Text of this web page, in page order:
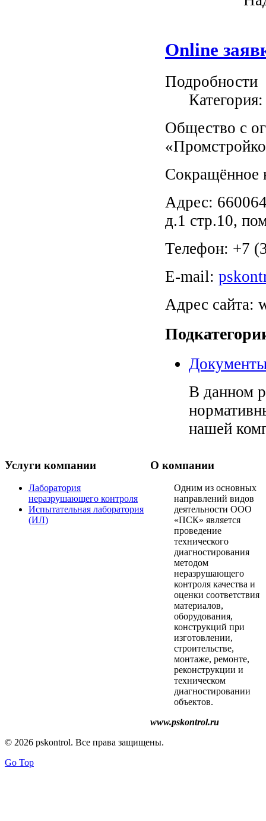
Online
Подробности
Общество с
Адрес:
д.1 стр.10,
Телефон: +7
E-mail:
Адрес сайта:
В данном
нашей
Услуги компании
Лаборатория
неразрушающего контроля
Испытательная лаборатория
(ИЛ)
О компании
Одним из основных
направлений видов
деятельности ООО
«ПСК» является
проведение
технического
диагностирования
методом
неразрушающего
контроля качества и
оценки соответствия
материалов,
оборудования,
конструкций при
изготовлении,
строительстве,
монтаже, ремонте,
реконструкции и
техническом
диагностировании
объектов.
www.pskontrol.ru
© 2026 pskontrol. Все права защищены.
Go Top